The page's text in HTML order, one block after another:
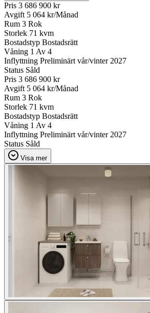
Pris 3 686 900 kr
Avgift 5 064 kr/Månad
Rum 3 Rok
Storlek 71 kvm
Bostadstyp Bostadsrätt
Våning 1 Av 4
Inflyttning Preliminärt vår/vinter 2027
Status Såld
Pris 3 686 900 kr
Avgift 5 064 kr/Månad
Rum 3 Rok
Storlek 71 kvm
Bostadstyp Bostadsrätt
Våning 1 Av 4
Inflyttning Preliminärt vår/vinter 2027
Status Såld
Visa mer